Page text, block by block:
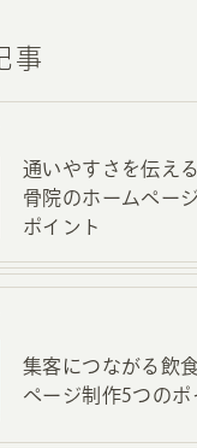
事
通いやすさを伝え
骨院のホームペー
ポイント
集客につながる飲
ページ制作5つのポ